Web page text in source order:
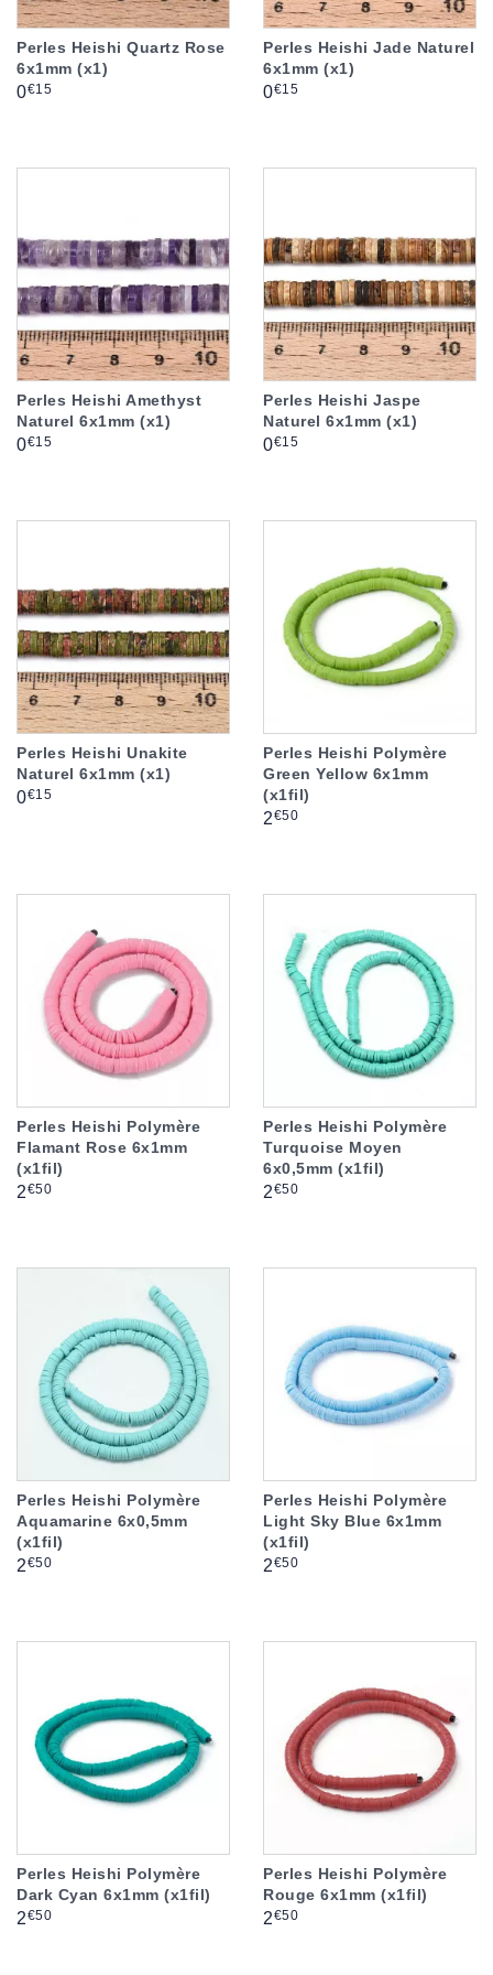
Perles Heishi Quartz Rose
6x1mm (x1)
Prix
0€15
Perles Heishi Jade Naturel
6x1mm (x1)
Prix
0€15
Perles Heishi Amethyst
Naturel 6x1mm (x1)
Prix
0€15
Perles Heishi Jaspe
Naturel 6x1mm (x1)
Prix
0€15
Perles Heishi Unakite
Naturel 6x1mm (x1)
Prix
0€15
Perles Heishi Polymère
Green Yellow 6x1mm
(x1fil)
Prix
2€50
Perles Heishi Polymère
Flamant Rose 6x1mm
(x1fil)
Prix
2€50
Perles Heishi Polymère
Turquoise Moyen
6x0,5mm (x1fil)
Prix
2€50
Perles Heishi Polymère
Aquamarine 6x0,5mm
(x1fil)
Prix
2€50
Perles Heishi Polymère
Light Sky Blue 6x1mm
(x1fil)
Prix
2€50
Perles Heishi Polymère
Dark Cyan 6x1mm (x1fil)
Prix
2€50
Perles Heishi Polymère
Rouge 6x1mm (x1fil)
Prix
2€50